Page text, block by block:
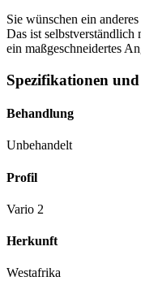
Sie wünschen ein
Das ist
ein maßgeschneidertes
Spezifikationen
Behandlung
Unbehandelt
Profil
Vario 2
Herkunft
Westafrika